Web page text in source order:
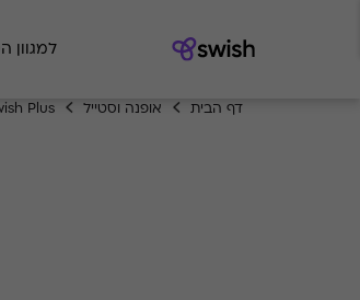
למגוון
דף הבית אופנה וסטייל Plus